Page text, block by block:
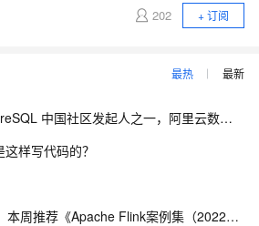
202 + 订阅
最热 最新
【大咖问答】对话PostgreSQL 中国社区发起人之一，阿里云数据库高级专家 德哥
样写代码的？
【藏经阁一起读（27）】本周推荐《Apache Flink案例集（2022版）》，你有哪些心得？